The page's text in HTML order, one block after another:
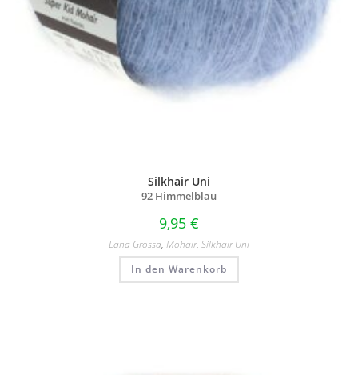
Silkhair Uni
92 Himmelblau
9,95 €
Lana Grossa, Mohair, Silkhair Uni
In den Warenkorb